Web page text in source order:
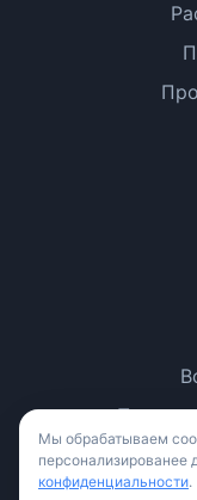
Мы обрабатываем
персонализированее
конфиденциальности.